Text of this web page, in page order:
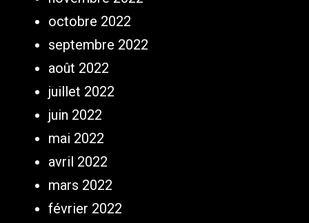
octobre 2022
septembre 2022
août 2022
juillet 2022
juin 2022
mai 2022
avril 2022
mars 2022
février 2022